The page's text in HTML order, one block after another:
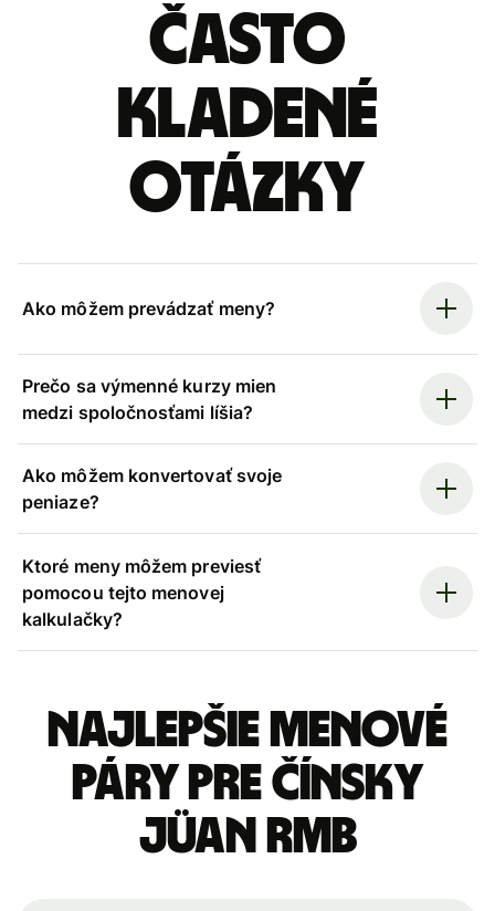
Často
kladené
otázky
Ako môžem prevádzať meny?
Prečo sa výmenné kurzy mien
medzi spoločnosťami líšia?
Ako môžem konvertovať svoje
peniaze?
Ktoré meny môžem previesť
pomocou tejto menovej
kalkulačky?
Najlepšie menové
páry pre Čínsky
jüan RMB